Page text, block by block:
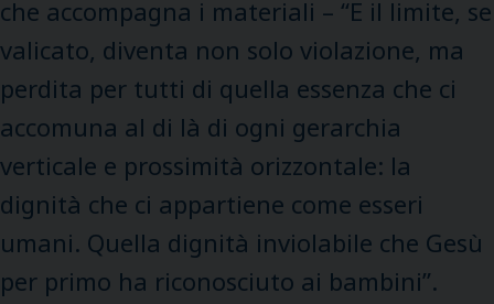
che accompagna i materiali – “E il limite, se
valicato, diventa non solo violazione, ma
perdita per tutti di quella essenza che ci
accomuna al di là di ogni gerarchia
verticale e prossimità orizzontale: la
dignità che ci appartiene come esseri
umani. Quella dignità inviolabile che Gesù
per primo ha riconosciuto ai bambini”.